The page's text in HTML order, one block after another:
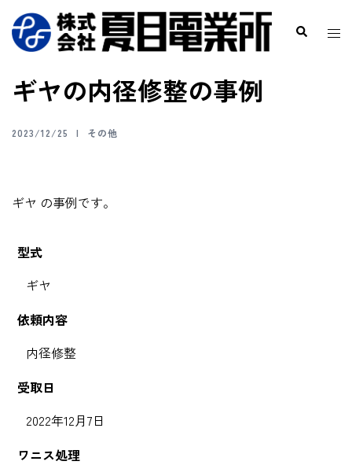
ギヤの内径修整の事例
2023/12/25 その他
ギヤ の事例です。
型式
ギヤ
依頼内容
内径修整
受取日
2022年12月7日
ワニス処理